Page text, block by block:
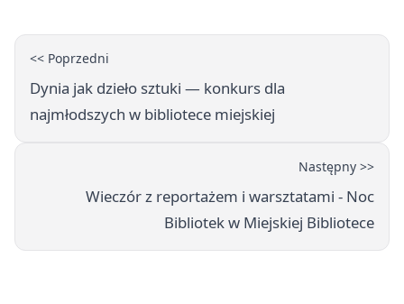
<< Poprzedni
Dynia jak dzieło sztuki — konkurs dla
najmłodszych w bibliotece miejskiej
Następny >>
Wieczór z reportażem i warsztatami - Noc
Bibliotek w Miejskiej Bibliotece